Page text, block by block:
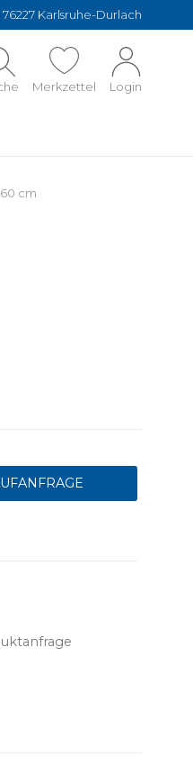
Karlsruhe-Durlach
Merkzettel Login
cm